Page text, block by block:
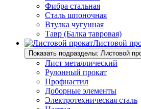
Фибра стальная
Сталь шпоночная
Втулка чугунная
Тавр (Балка тавровая)
Листовой
Показать подразделы: Листовой
Лист металлический
Рулонный прокат
Профнастил
Доборные элементы
Электротехническая сталь